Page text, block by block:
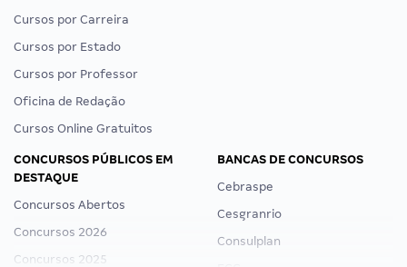
Cursos por Carreira
Cursos por Estado
Cursos por Professor
Oficina de Redação
Cursos Online Gratuitos
CONCURSOS PÚBLICOS EM
DESTAQUE
Concursos Abertos
Concursos 2026
Concursos 2025
BANCAS DE CONCURSOS
Cebraspe
Cesgranrio
Consulplan